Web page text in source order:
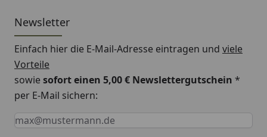
Newsletter
Einfach hier die E-Mail-Adresse eintragen und viele
Vorteile
sowiesofort einen 5,00 € Newslettergutschein *
per E-Mail sichern:
Keine Eingabe erforderlich
Eingabe erforderlich
E-Mail *